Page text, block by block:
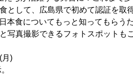
として、広島県で初めて認証を取
本食についてもっと知ってもらう
写真撮影できるフォトスポットも
月)